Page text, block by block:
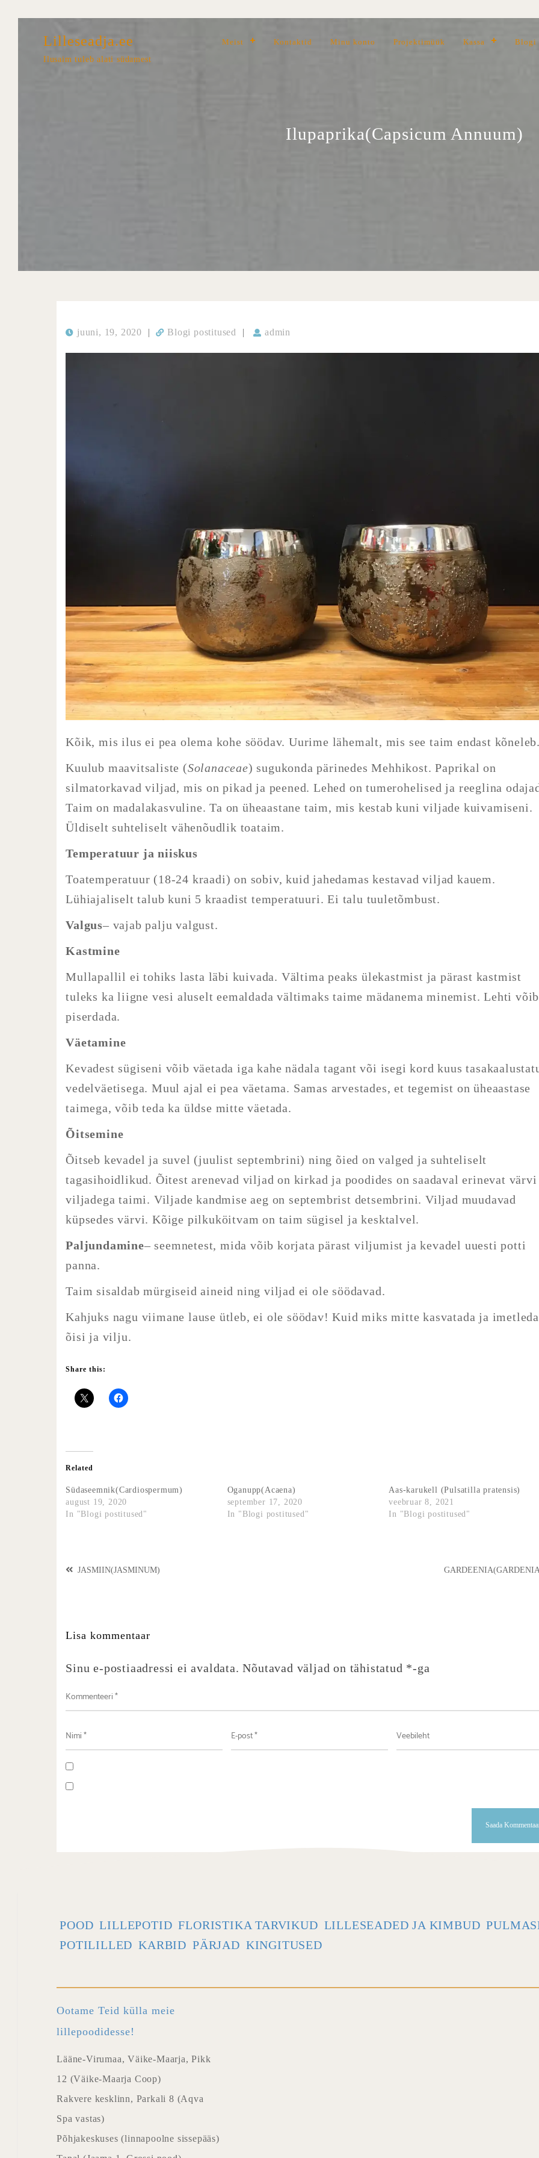
Lilleseadja.ee
Ilusaim tuleb alati südamest
Meist Kontaktid Minu konto Projektimüük Kassa Blogi
Ilupaprika(Capsicum Annuum)
juuni, 19, 2020 | Blogi postitused | admin
Kõik, mis ilus ei pea olema kohe söödav. Uurime lähemalt, mis see taim endast
Kuulub maavitsaliste (Solanaceae) sugukonda pärinedes Mehhikost. Paprikal on
silmatorkavad viljad, mis on pikad ja peened. Lehed on tumerohelised ja reeglina
Taim on madalakasvuline. Ta on üheaastane taim, mis kestab kuni viljade kuivamiseni.
Üldiselt suhteliselt vähenõudlik toataim.
Temperatuur ja niiskus
Toatemperatuur (18-24 kraadi) on sobiv, kuid jahedamas kestavad viljad kauem.
Lühiajaliselt talub kuni 5 kraadist temperatuuri. Ei talu tuuletõmbust.
Valgus– vajab palju valgust.
Kastmine
Mullapallil ei tohiks lasta läbi kuivada. Vältima peaks ülekastmist ja pärast kastmist
tuleks ka liigne vesi aluselt eemaldada vältimaks taime mädanema minemist. Lehti võib
piserdada.
Väetamine
Kevadest sügiseni võib väetada iga kahe nädala tagant või isegi kord kuus
vedelväetisega. Muul ajal ei pea väetama. Samas arvestades, et tegemist on üheaastase
taimega, võib teda ka üldse mitte väetada.
Õitsemine
Õitseb kevadel ja suvel (juulist septembrini) ning õied on valged ja suhteliselt
tagasihoidlikud. Õitest arenevad viljad on kirkad ja poodides on saadaval erinevat värvi
viljadega taimi. Viljade kandmise aeg on septembrist detsembrini. Viljad muudavad
küpsedes värvi. Kõige pilkuköitvam on taim sügisel ja kesktalvel.
Paljundamine– seemnetest, mida võib korjata pärast viljumist ja kevadel uuesti potti
panna.
Taim sisaldab mürgiseid aineid ning viljad ei ole söödavad.
Kahjuks nagu viimane lause ütleb, ei ole söödav! Kuid miks mitte kasvatada ja imetleda
õisi ja vilju.
Share this:
Related
Südaseemnik(Cardiospermum)
august 19, 2020
In "Blogi postitused"
Oganupp(Acaena)
september 17, 2020
In "Blogi postitused"
Aas-karukell (Pulsatilla pratensis)
veebruar 8, 2021
In "Blogi postitused"
JASMIIN(JASMINUM)
Lisa kommentaar
Sinu e-postiaadressi ei avaldata. Nõutavad väljad on tähistatud *-ga
POOD LILLEPOTID FLORISTIKA TARVIKUD LILLESEADED JA KIMBUD
POTILILLED KARBID PÄRJAD KINGITUSED
Ootame Teid külla meie
lillepoodidesse!
Lääne-Virumaa, Väike-Maarja, Pikk
12 (Väike-Maarja Coop)
Rakvere kesklinn, Parkali 8 (Aqva
Spa vastas)
Põhjakeskuses (linnapoolne sissepääs)